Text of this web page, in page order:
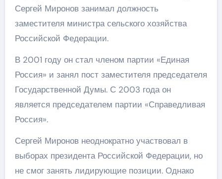
Сергей Миронов занимал должность
заместителя министра сельского хозяйства
Российской Федерации.
В 2001 году он стал членом партии «Единая
Россия» и занял пост заместителя председателя
Государственной Думы. С 2003 года он
является председателем партии «Справедливая
Россия».
Сергей Миронов неоднократно участвовал в
выборах президента Российской Федерации, но
не смог занять лидирующие позиции. Однако